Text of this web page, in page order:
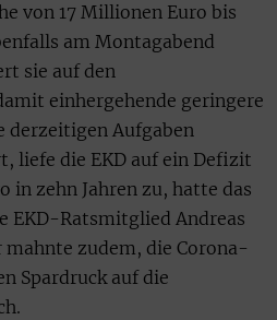
von 17 Millionen Euro bis
am Montagabend
sie auf den
einhergehende geringere
derzeitigen Aufgaben
liefe die EKD auf ein Defizit
in zehn Jahren zu, hatte das
EKD-Ratsmitglied Andreas
zudem, die Corona-
Spardruck auf die